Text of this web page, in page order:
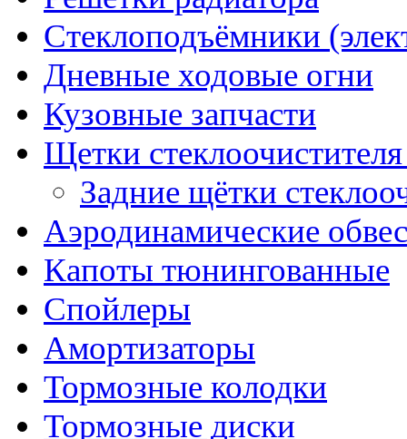
Стеклоподъёмники
Дневные ходовые огни
Кузовные запчасти
Щетки
Задние щётки
Аэродинамические
Капоты тюнингованные
Спойлеры
Амортизаторы
Тормозные колодки
Тормозные диски